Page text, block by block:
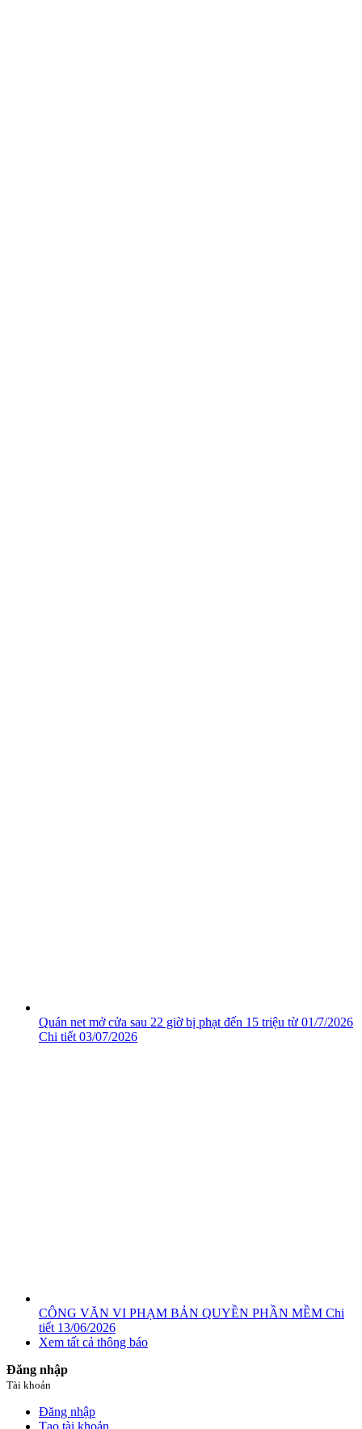
Quán net mở cửa sau 22 giờ bị phạt đến 15 triệu từ 01/7/2026
Chi tiết 03/07/2026
CÔNG VĂN VI PHẠM BẢN QUYỀN PHẦN MỀM Chi
tiết 13/06/2026
Xem tất cả thông báo
Đăng nhập
Tài khoản
Đăng nhập
Tạo tài khoản